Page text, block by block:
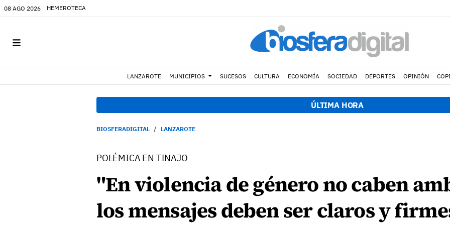
08 AGO 2026 HEMEROTECA
LANZAROTE MUNICIPIOS SUCESOS CULTURA ECONOMÍA SOCIEDAD DEPORTES OPINIÓN
ÚLTIMA HORA
BIOSFERADIGITAL LANZAROTE
POLÉMICA EN TINAJO
"En violencia de género no caben
los mensajes deben ser claros y